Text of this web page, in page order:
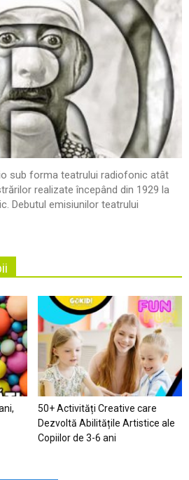
sub forma teatrului radiofonic atât
realizate începând din 1929 la
Debutul emisiunilor teatrului
50+ Activități Creative care
Dezvoltă Abilitățile Artistice ale
Copiilor de 3-6 ani